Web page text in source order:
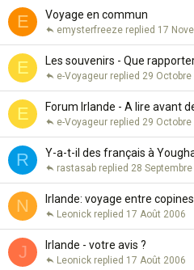
E Voyage en commun
17
emysterfreeze
E Les souvenirs - Que
29 Octobre
e-Voyageur
E Forum Irlande - A lire avant
29 Octobre
e-Voyageur
R Y-a-t-il des français à
28
rastasab
N Irlande: voyage entre copines
17 Août 2006
Leonick
J Irlande - votre avis ?
17 Août 2006
Leonick